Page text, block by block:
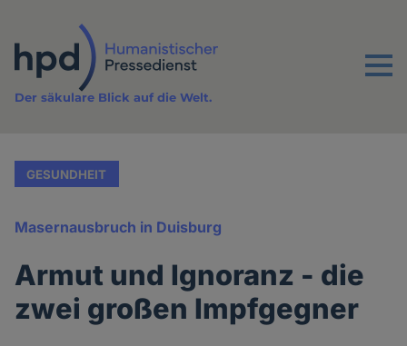
Inhalt
Menu
Der säkulare Blick auf die Welt.
GESUNDHEIT
Masernausbruch in Duisburg
Armut und Ignoranz - die
zwei großen Impfgegner